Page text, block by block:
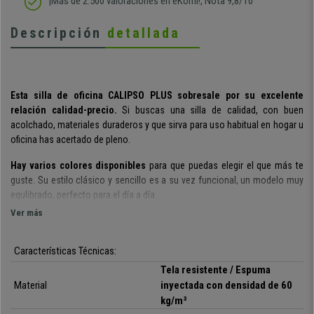
Descripción detallada
Esta silla de oficina CALIPSO PLUS sobresale por su excelente
relación calidad-precio.Si buscas una silla de calidad, con buen
acolchado, materiales duraderos y que sirva para uso habitual en hogar u
oficina has acertado de pleno.
Hay varios colores disponiblespara que puedas elegir el que más te
guste. Su estilo clásico y sencillo es a su vez funcional, un modelo muy
equlibrado, perfecto para el día a día.
dimensiones permiten apoyar correctamente la espalda. Por si fuera
ajustable milimétricamente en altura y profundidad
para conseguir una óptima postura corporal de forma cómoda y sencilla.
acolchado de espuma inyectada con densidad de 60
Ver más
Características Técnicas:
Material
Tela resistente / Espuma
inyectada con densidad de 60
kg/m³